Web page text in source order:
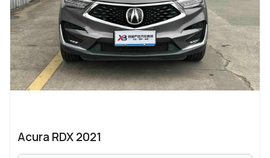
Acura RDX 2021